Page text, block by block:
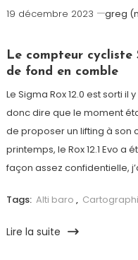
19 décembre 2023 greg
Le compteur cycliste
de fond en comble
Le Sigma Rox 12.0 est sorti
donc dire que le moment
de proposer un lifting à son
printemps, le Rox 12.1 Evo a
façon assez confidentielle,
Tags: Alti baro ,
Lire la suite